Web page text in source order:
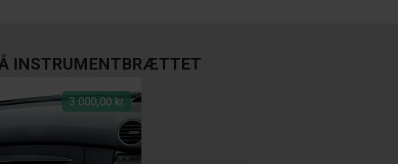
INSTRUMENTBRÆTTET
3.000,00 kr.